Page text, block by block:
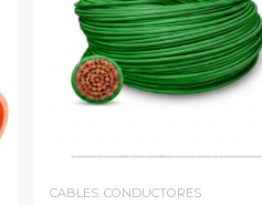
CABLES. CONDUCTORES